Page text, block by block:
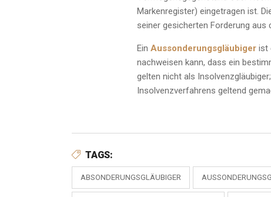
Markenregister) eingetragen ist.
seiner gesicherten Forderung
Ein Aussonderungsgläubiger ist
nachweisen kann, dass ein
gelten nicht als
Insolvenzverfahrens geltend
TAGS:
ABSONDERUNGSGLÄUBIGER